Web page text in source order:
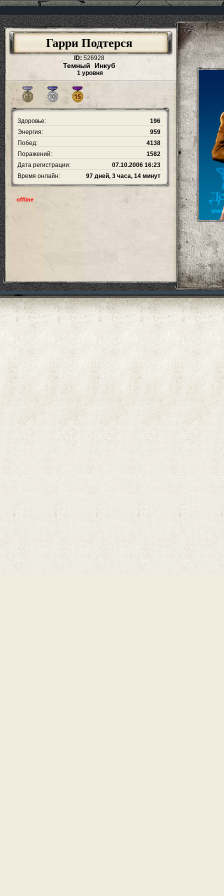
Гарри Подтерся
ID: 526928
Темный Инкуб
1 уровня
Здоровье:
196
Энергия:
959
Побед:
4138
Поражений:
1582
Дата регистрации:
07.10.2006 16:23
Время онлайн:
97 дней, 3 часа, 14 минут
offline